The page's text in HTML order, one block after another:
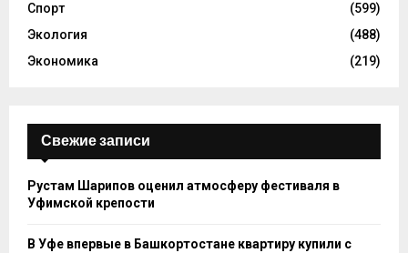
Спорт
(599)
Экология
(488)
Экономика
(219)
Свежие записи
Рустам Шарипов оценил атмосферу фестиваля в
Уфимской крепости
В Уфе впервые в Башкортостане квартиру купили с